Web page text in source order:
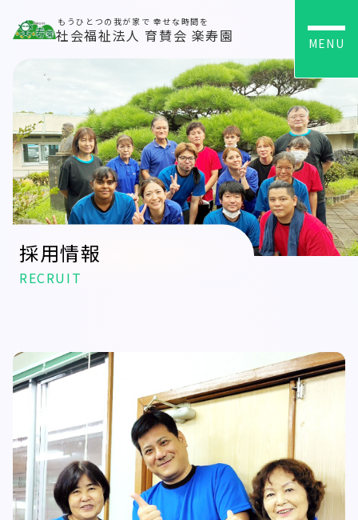
もうひとつの我が家で 幸せな時間を
社会福祉法人 育賛会 楽寿園 MENU
採用情報
RECRUIT